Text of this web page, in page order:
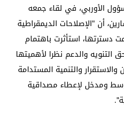
الأوربي، في لقاء جمعه
أن "الإصلاحات الديمقراطية
دسترتها، استأثرت باهتمام
والدعم نظرا لأهميتها
والتنمية المستدامة
ومدخل لإعطاء مصداقية